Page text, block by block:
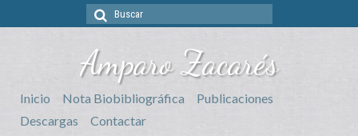
Buscar
Amparo Zacarés
Inicio Nota Biobibliográfica
Publicaciones
Descargas
Contactar